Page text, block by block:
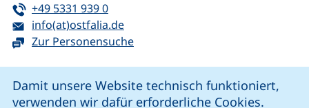
Damit unsere Website technisch funktioniert,
verwenden wir dafür erforderliche Cookies.
Tel:
+49 5331 939 0(startet einen Telefonanruf, wenn Ihr
E-Mail:
info(at)ostfalia.de(öffnet Ihr E-Mail-Programm)
Zur Personensuche